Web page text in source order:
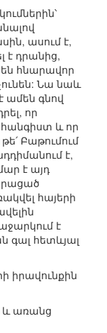
ասում է,
է դրանից,
հնարավոր
Նա նաև
ամեն գնով
որ
և որ
Բաթումում
է,
է այդ
հայերի
է
գալ հետևյալ
իրավունքին
առանց